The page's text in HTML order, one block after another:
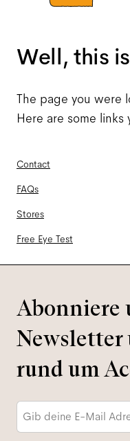
Well, this
The page you were
Here are some
Contact
FAQs
Stores
Free Eye Test
Abonniere
Newsletter
rund um
E-
Mail-